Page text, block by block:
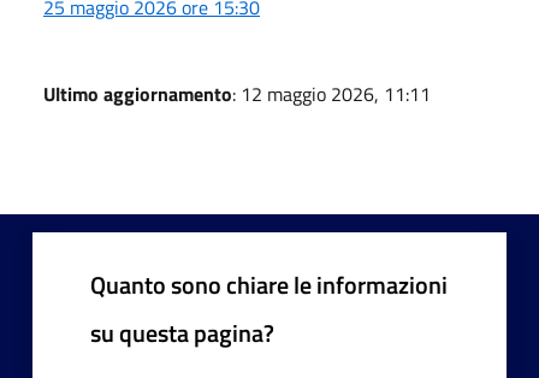
25 maggio 2026 ore 15:30
Ultimo aggiornamento: 12 maggio 2026, 11:11
Quanto sono chiare le informazioni
su questa pagina?